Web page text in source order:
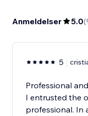
Anmeldelser 5.0(
5
Professional
I entrusted the
professional. In